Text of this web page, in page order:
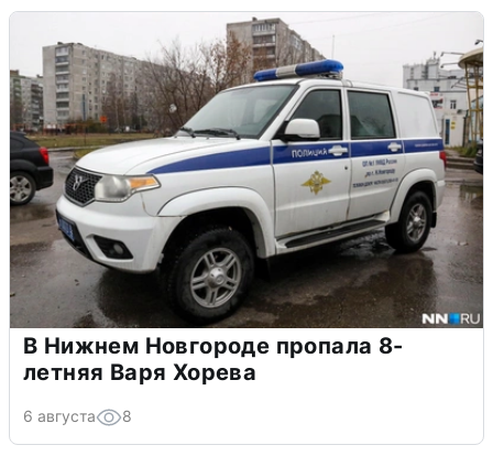
В Нижнем Новгороде пропала 8-
летняя Варя Хорева
6 августа 8